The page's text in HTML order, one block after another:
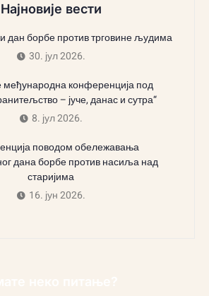
Најновије вести
дан борбе против трговине људима
30. јул 2026.
међународна конференција под
– јуче, данас и сутра“
8. јул 2026.
поводом обележавања
дана борбе против насиља над
старијима
16. јун 2026.